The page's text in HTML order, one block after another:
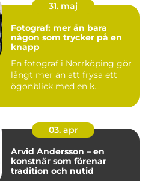
31. maj
Fotograf: mer än bara
någon som trycker på en
knapp
En fotograf i Norrköping gör
långt mer än att frysa ett
ögonblick med en k...
03. apr
Arvid Andersson – en
konstnär som förenar
tradition och nutid